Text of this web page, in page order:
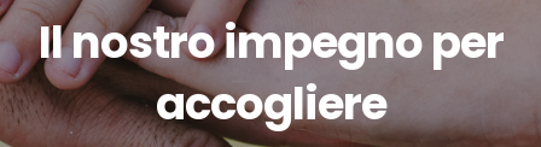
Il nostro impegno per
accogliere